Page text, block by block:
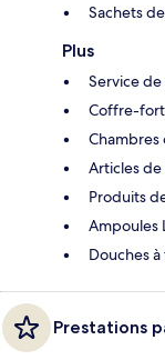
Sachets
Plus
Service
Coffre-fort
Chambres
Articles
Produits
Ampoules
Douches
Prestations